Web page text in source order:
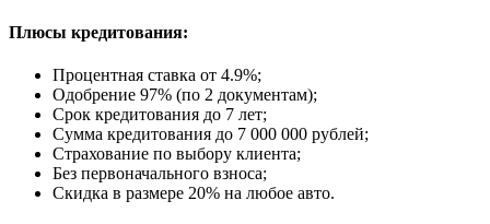
Плюсы кредитования:
Процентная ставка от 4.9%;
Одобрение 97% (по 2 документам);
Срок кредитования до 7 лет;
Сумма кредитования до 7 000 000 рублей;
Страхование по выбору клиента;
Без первоначального взноса;
Скидка в размере 20% на любое авто.